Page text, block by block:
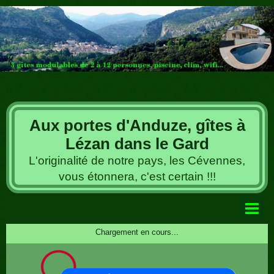
Aux portes d'Anduze, gîtes à
Lézan dans le Gard
L'originalité de notre pays, les Cévennes,
vous étonnera, c'est certain !!!
Album photos
Chargement en cours...